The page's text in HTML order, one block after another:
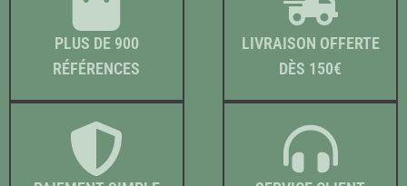
PLUS DE 900
RÉFÉRENCES
LIVRAISON OFFERTE
DÈS 150€